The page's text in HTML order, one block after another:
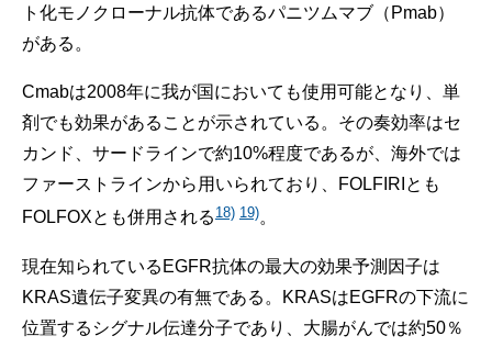
ト化モノクローナル抗体であるパニツムマブ（Pmab）
がある。
Cmabは2008年に我が国においても使用可能となり、単
剤でも効果があることが示されている。その奏効率はセ
カンド、サードラインで約10%程度であるが、海外では
ファーストラインから用いられており、FOLFIRIとも
FOLFOXとも併用される 18) 19)。
現在知られているEGFR抗体の最大の効果予測因子は
KRAS遺伝子変異の有無である。KRASはEGFRの下流に
位置するシグナル伝達分子であり、大腸がんでは約50％